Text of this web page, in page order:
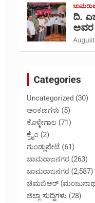
ದಿ.
ಅವರ
Categories
Uncategorized (30)
ಅಂಕಣಗಳು (5)
ಕೊಳ್ಳೇಗಾಲ (71)
ಕ್ರೈಂ (2)
ಗುಂಡ್ಲುಪೇಟೆ (61)
ಚಾಮರಾಜನಗರ (263)
ಚಾಮರಾಜನಗರ (2,587)
ಚಿಮಬಿಆರ್
ಜಿಲ್ಲಾ ಸುದ್ದಿಗಳು (28)